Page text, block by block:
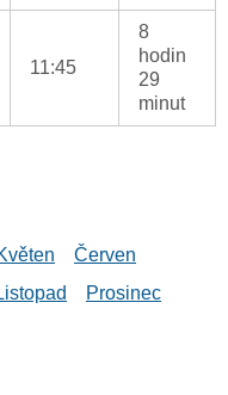
11:45
8
hodin
29
minut
Červen
Prosinec